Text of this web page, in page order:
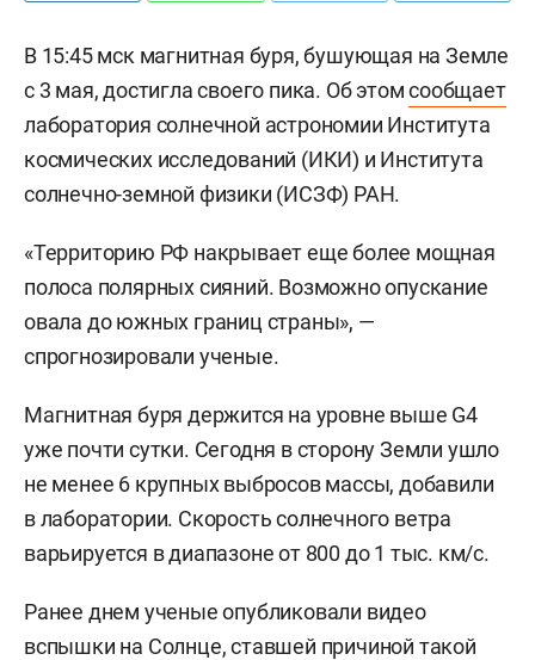
В 15:45 мск магнитная буря, бушующая на Земле
с 3 мая, достигла своего пика. Об этомсообщает
лаборатория солнечной астрономии Института
космических исследований (ИКИ) и Института
солнечно-земной физики (ИСЗФ) РАН.
«Территорию РФ накрывает еще более мощная
полоса полярных сияний. Возможно опускание
овала до южных границ страны», —
спрогнозировали ученые.
Магнитная буря держится на уровне выше G4
уже почти сутки. Сегодня в сторону Земли ушло
не менее 6 крупных выбросов массы, добавили
в лаборатории. Скорость солнечного ветра
варьируется в диапазоне от 800 до 1 тыс. км/с.
Ранее днем ученые опубликовали видео
вспышки на Солнце, ставшей причиной такой